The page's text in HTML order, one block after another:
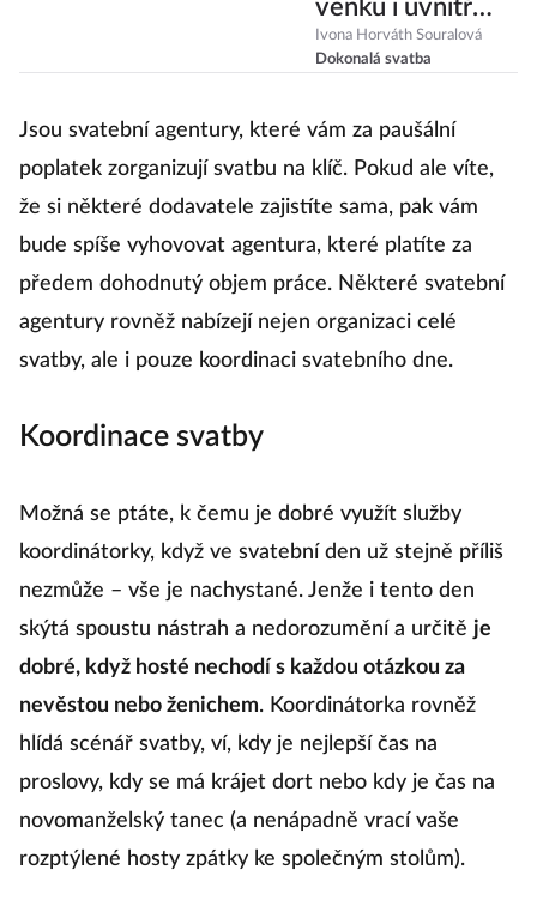
venku i uvnitř
nebo na
netradičních
Ivona Horváth Souralová
Dokonalá svatba
Jsou svatební agentury, které vám za paušální
poplatek zorganizují svatbu na klíč. Pokud ale víte,
že si některé dodavatele zajistíte sama, pak vám
bude spíše vyhovovat agentura, které platíte za
předem dohodnutý objem práce. Některé svatební
agentury rovněž nabízejí nejen organizaci celé
svatby, ale i pouze koordinaci svatebního dne.
Koordinace svatby
Možná se ptáte, k čemu je dobré využít služby
koordinátorky, když ve svatební den už stejně příliš
nezmůže – vše je nachystané. Jenže i tento den
skýtá spoustu nástrah a nedorozumění a určitě je
dobré, když hosté nechodí s každou otázkou za
nevěstou nebo ženichem. Koordinátorka rovněž
hlídá scénář svatby, ví, kdy je nejlepší čas na
proslovy, kdy se má krájet dort nebo kdy je čas na
novomanželský tanec (a nenápadně vrací vaše
rozptýlené hosty zpátky ke společným stolům).